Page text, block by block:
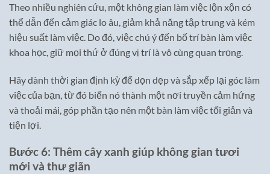
Theo nhiều nghiên cứu, một không gian làm việc lộn xộn có
thể dẫn đến cảm giác lo âu, giảm khả năng tập trung và kém
hiệu suất làm việc. Do đó, việc chú ý đến bố trí bàn làm việc
khoa học, giữ mọi thứ ở đúng vị trí là vô cùng quan trọng.
Hãy dành thời gian định kỳ để dọn dẹp và sắp xếp lại góc làm
việc của bạn, từ đó biến nó thành một nơi truyền cảm hứng
và thoải mái, góp phần tạo nên một bàn làm việc tối giản và
tiện lợi.
Bước 6: Thêm cây xanh giúp không gian tươi
mới và thư giãn